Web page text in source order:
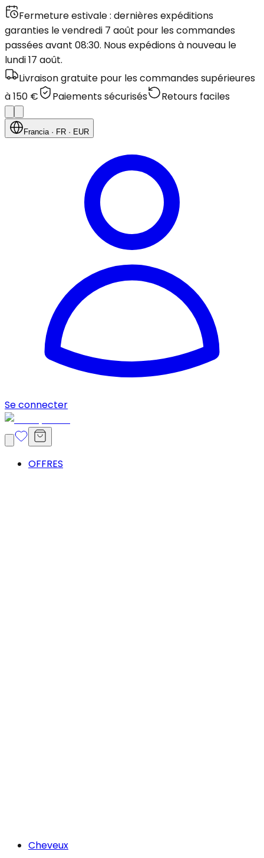
Fermeture estivale : dernières expéditions
garanties le vendredi 7 août pour les commandes
passées avant 08:30. Nous expédions à nouveau le
lundi 17 août.
Livraison gratuite pour les commandes supérieures
à 150 €
Paiements sécurisés Retours faciles
Francia· FR · EUR
Se connecter
OFFRES
Cheveux